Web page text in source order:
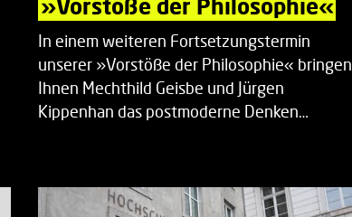
»Vorstöße der Philosophie«
In einem weiteren Fortsetzungstermin
unserer »Vorstöße der Philosophie« bringen
Ihnen Mechthild Geisbe und Jürgen
Kippenhan das postmoderne Denken…